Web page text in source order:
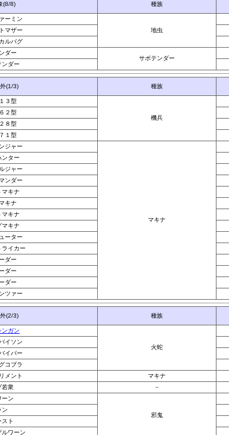
(8/8) 種族
ーミン
地虫
マザー
ルバグ
ダー
サボテンダー
ンダー
(1/3) 種族
３型
機兵
２型
８型
１型
ジャー
マキナ
ンター
ジャー
ンダー
マキナ
キナ
マキナ
マキナ
ーター
ライカー
ダー
ダー
ダー
ツァー
(2/3) 種族
ンガン
火蛇
イソン
イパー
コブラ
メント
マキナ
若衆
－
ーン
邪鬼
ン
スト
ルワーン